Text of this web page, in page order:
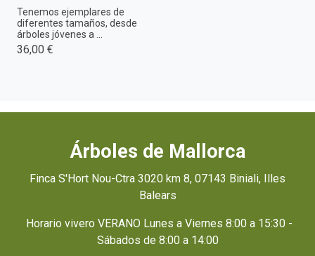
Tenemos ejemplares de
diferentes tamaños, desde
árboles jóvenes a ...
36,00 €
Árboles de Mallorca
Finca S'Hort Nou-Ctra 3020 km 8, 07143 Biniali, Illes
Balears
Horario vivero VERANO Lunes a Viernes 8:00 a 15:30 -
Sábados de 8:00 a 14:00